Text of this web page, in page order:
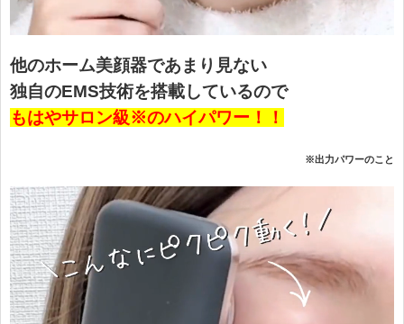
他のホーム美顔器であまり見ない
独自のEMS技術を搭載しているので
もはやサロン級※のハイパワー！！
※出力パワーのこと